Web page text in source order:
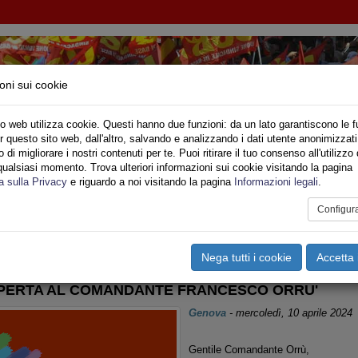
SINDACALE DI BASE SETTORE VIGILI DEL
Privato Territori Sociale Speciali Multimedia
Sicurezza Lavoro >
AL COMANDANTE FRANCESCO ORRU'
Genova- mercoledì, 10 aprile 2024
Gentile Comandante Orrù,
sui cookie
web utilizza cookie. Questi hanno due funzioni: da un lato garantiscono le
questo sito web, dall'altro, salvando e analizzando i dati utente
di migliorare i nostri contenuti per te. Puoi ritirare il tuo consenso all'utilizzo
momento. Trova ulteriori informazioni sui cookie visitando la pagina
sulla Privacy e riguardo a noi visitando la pagina Informazioni legali.
Nega tutti i cookie Accetta